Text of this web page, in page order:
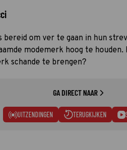
bereid om ver te gaan in hun
modemerk hoog te
schande te brengen?
GA DIRECT NAAR
UITZENDINGEN TERUGKIJKEN